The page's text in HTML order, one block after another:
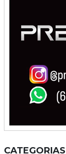
CATEGORIAS